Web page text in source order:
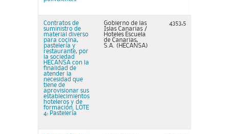
Contratos de
suministro de
material diverso
para cocina,
pastelería y
restaurante, por
la sociedad
HECANSA con la
finalidad de
atender la
necesidad que
tiene de
aprovisionar sus
establecimientos
hoteleros y de
formación. LOTE
4: Pastelería
Gobierno de las
Islas Canarias /
Hoteles Escuela
de Canarias,
S.A. (HECANSA)
4353,5